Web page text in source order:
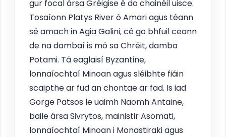
gur focal ársa Gréigise é do chainéil uisce.
Tosaíonn Platys River ó Amari agus téann
sé amach in Agia Galini, cé go bhfuil ceann
de na dambaí is mó sa Chréit, damba
Potami. Tá eaglaisí Byzantine,
lonnaíochtaí Minoan agus sléibhte fiáin
scaipthe ar fud an chontae ar fad. Is iad
Gorge Patsos le uaimh Naomh Antaine,
baile ársa Sivrytos, mainistir Asomati,
lonnaíochtaí Minoan i Monastiraki agus